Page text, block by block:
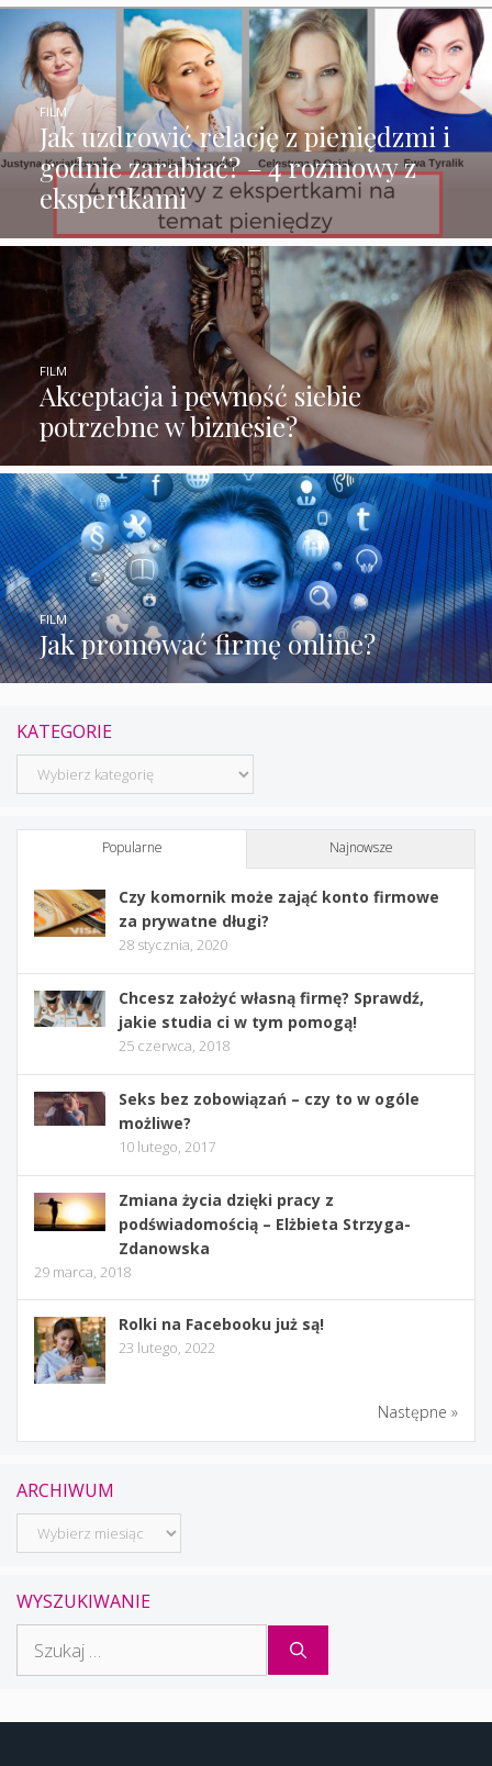
Jak uzdrowić relację z pieniędzmi i
godnie zarabiać? – 4 rozmowy z
ekspertkami
FILM
Akceptacja i pewność siebie
potrzebne w biznesie?
FILM
Jak promować firmę online?
FILM
KATEGORIE
Kategorie
Popularne Najnowsze
Czy komornik może zająć konto firmowe
za prywatne długi?
28 stycznia, 2020
Chcesz założyć własną firmę? Sprawdź,
jakie studia ci w tym pomogą!
25 czerwca, 2018
Seks bez zobowiązań – czy to w ogóle
możliwe?
10 lutego, 2017
Zmiana życia dzięki pracy z
podświadomością – Elżbieta Strzyga-
Zdanowska
29 marca, 2018
Rolki na Facebooku już są!
23 lutego, 2022
Następne »
ARCHIWUM
Archiwum
WYSZUKIWANIE